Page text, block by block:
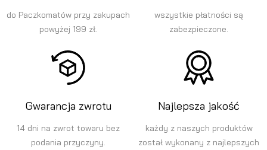
do Paczkomatów przy zakupach
powyżej 199 zł.
wszystkie płatności są
zabezpieczone.
Gwarancja zwrotu
14 dni na zwrot towaru bez
podania przyczyny.
Najlepsza jakość
każdy z naszych produktów
został wykonany z najlepszych